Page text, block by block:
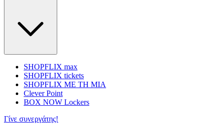
SHOPFLIX max
SHOPFLIX tickets
SHOPFLIX ΜΕ ΤΗ ΜΙΑ
Clever Point
BOX NOW Lockers
Γίνε συνεργάτης!